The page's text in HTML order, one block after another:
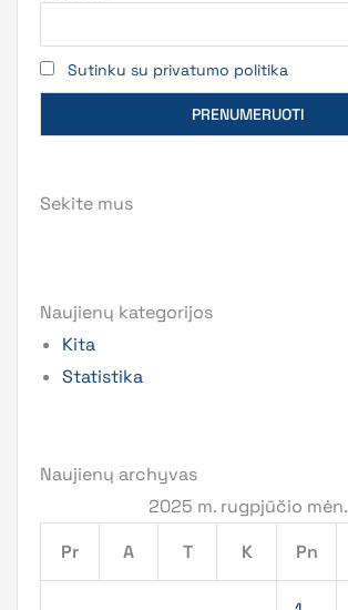
Sutinku su privatumo politika
Sekite mus
Naujienų kategorijos
Kita
Statistika
Naujienų archyvas
2025 m. rugpjūčio mėn.
Pr
A T K Pn